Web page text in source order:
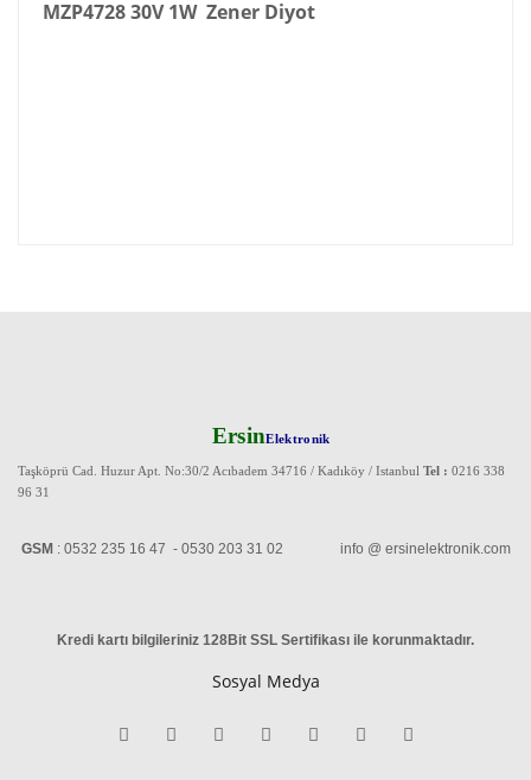
MZP4728 30V 1W Zener Diyot
ErsinElektronik
Taşköprü Cad. Huzur Apt. No:30/2 Acıbadem 34716 / Kadıköy / Istanbul Tel : 0216 338
96 31
GSM : 0532 235 16 47 - 0530 203 31 02 info @ ersinelektronik.com
Kredi kartı bilgileriniz 128Bit SSL Sertifikası ile korunmaktadır.
Sosyal Medya